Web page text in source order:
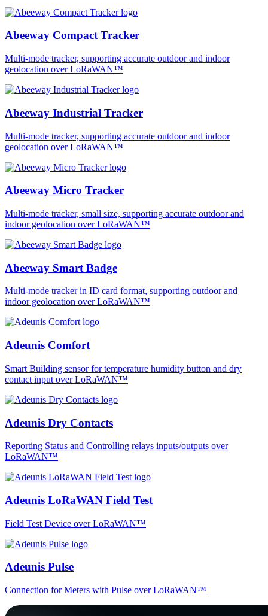
Abeeway Compact Tracker
Multi-mode tracker, supporting accurate outdoor and indoor
geolocation over LoRaWAN™
Abeeway Industrial Tracker
Multi-mode tracker, supporting accurate outdoor and indoor
geolocation over LoRaWAN™
Abeeway Micro Tracker
Multi-mode tracker, small size, supporting accurate outdoor and
indoor geolocation over LoRaWAN™
Abeeway Smart Badge
Multi-mode tracker in ID card format, supporting outdoor and
indoor geolocation over LoRaWAN™
Adeunis Comfort
Smart Building sensor for temperature humidity button and dry
contact input over LoRaWAN™
Adeunis Dry Contacts
Reporting Status and Controlling relays inputs/outputs over
LoRaWAN™
Adeunis LoRaWAN Field Test
Field Test Device over LoRaWAN™
Adeunis Pulse
Connection for Meters with Pulse over LoRaWAN™